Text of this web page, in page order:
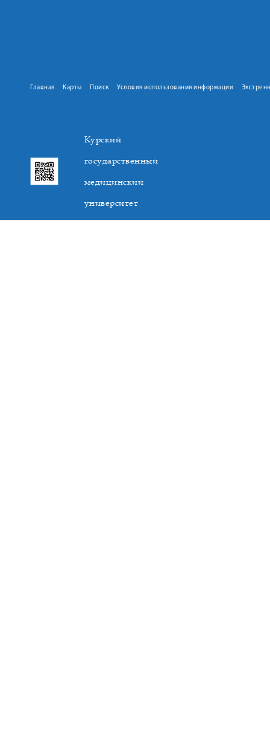
Главная Карты Поиск Условия использования информации
Курский
государственный
медицинский
университет